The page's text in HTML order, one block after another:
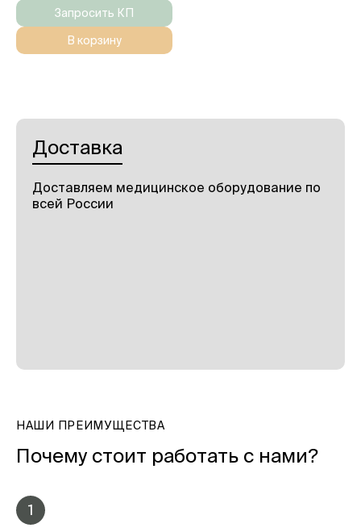
Запросить КП
В корзину
Доставка
Доставляем медицинское оборудование по
всей России
НАШИ ПРЕИМУЩЕСТВА
Почему стоит работать с нами?
1